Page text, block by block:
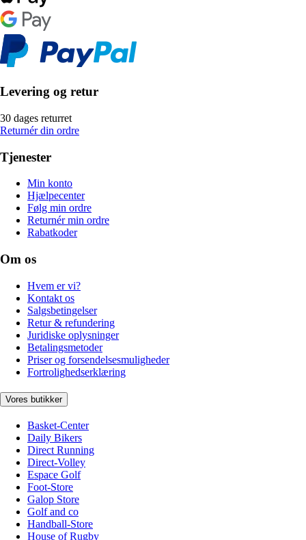
Levering og retur
30 dages returret
Returnér din ordre
Tjenester
Min konto
Hjælpecenter
Følg min ordre
Returnér min ordre
Rabatkoder
Om os
Hvem er vi?
Kontakt os
Salgsbetingelser
Retur & refundering
Juridiske oplysninger
Betalingsmetoder
Priser og forsendelsesmuligheder
Fortrolighedserklæring
Vores butikker
Basket-Center
Daily Bikers
Direct Running
Direct-Volley
Espace Golf
Foot-Store
Galop Store
Golf and co
Handball-Store
House of Rugby